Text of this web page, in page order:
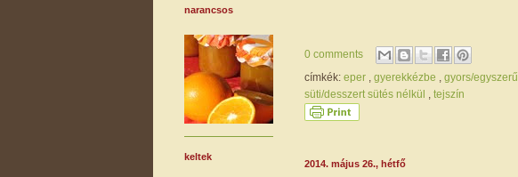
0 comments
címkék: eper , gyerekkézbe , gyors/egyszerű
süti/desszert sütés nélkül , tejszín
2014. május 26., hétfő
narancsos
keltek